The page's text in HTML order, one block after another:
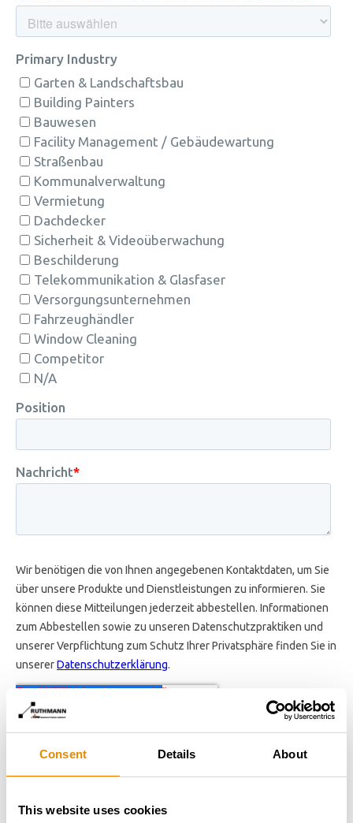
Consent Details About
This website uses cookies